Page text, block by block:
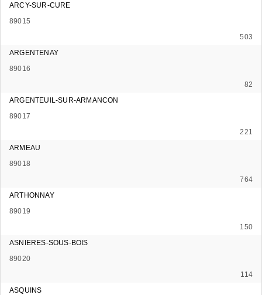
ARCY-SUR-CURE
89015
503
ARGENTENAY
89016
82
ARGENTEUIL-SUR-ARMANCON
89017
221
ARMEAU
89018
764
ARTHONNAY
89019
150
ASNIERES-SOUS-BOIS
89020
114
ASQUINS